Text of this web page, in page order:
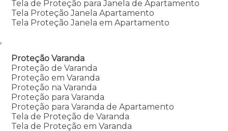
Tela de Proteção para Janela de Apartamento
Tela Proteção Janela Apartamento
Tela Proteção Janela em Apartamento
,
Proteção Varanda
Proteção de Varanda
Proteção em Varanda
Proteção na Varanda
Proteção para Varanda
Proteção para Varanda de Apartamento
Tela de Proteção de Varanda
Tela de Proteção em Varanda